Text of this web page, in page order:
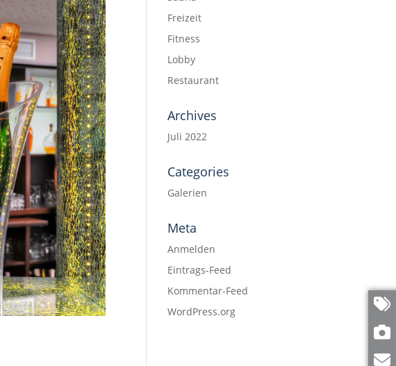
Freizeit
Fitness
Lobby
Restaurant
Archives
Juli 2022
Categories
Galerien
Meta
Anmelden
Eintrags-Feed
Kommentar-Feed
WordPress.org